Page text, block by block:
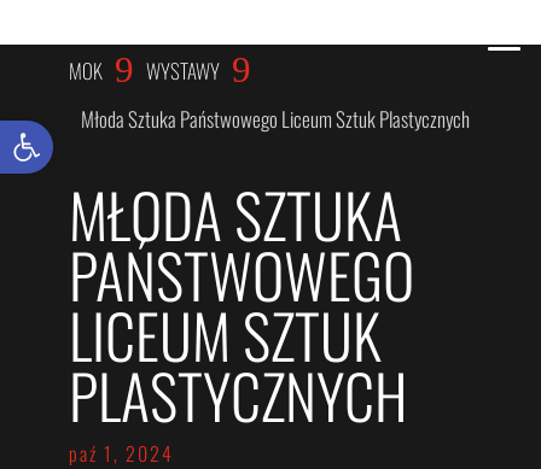
MOK 9 WYSTAWY 9
Młoda Sztuka Państwowego Liceum Sztuk Plastycznych
MŁODA SZTUKA
PAŃSTWOWEGO
LICEUM SZTUK
PLASTYCZNYCH
paź 1, 2024
Otwórz pasek narzędzi